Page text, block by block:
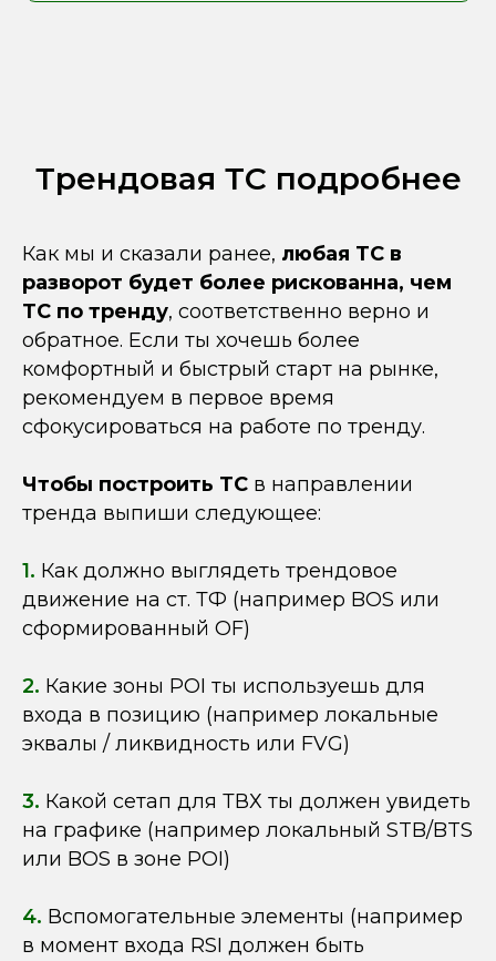
Трендовая ТС подробнее
Как мы и сказали ранее, любая ТС в
разворот будет более рискованна, чем
ТС по тренду, соответственно верно и
обратное. Если ты хочешь более
комфортный и быстрый старт на рынке,
рекомендуем в первое время
сфокусироваться на работе по тренду.
Чтобы построить ТС в направлении
тренда выпиши следующее:
1. Как должно выглядеть трендовое
движение на ст. ТФ (например BOS или
сформированный OF)
2. Какие зоны POI ты используешь для
входа в позицию (например локальные
эквалы / ликвидность или FVG)
3. Какой сетап для ТВХ ты должен увидеть
на графике (например локальный STB/BTS
или BOS в зоне POI)
4. Вспомогательные элементы (например
в момент входа RSI должен быть